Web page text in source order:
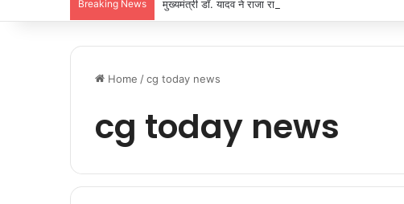
Breaking News मुख्यमंत्री डॉ. यादव ने राजा राममोहन राय की जयंती पर किया नमन
Home /cg today news
cg today news